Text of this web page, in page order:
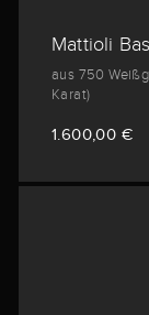
Mattioli
aus 750
Karat)
1.600,00 €